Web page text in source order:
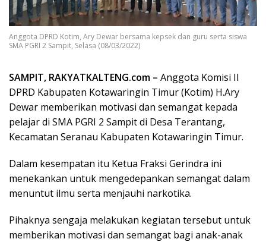
Anggota DPRD Kotim, Ary Dewar bersama kepsek dan guru serta siswa
SMA PGRI 2 Sampit, Selasa (08/03/2022)
SAMPIT, RAKYATKALTENG.com – Anggota Komisi II
DPRD Kabupaten Kotawaringin Timur (Kotim) H.Ary
Dewar memberikan motivasi dan semangat kepada
pelajar di SMA PGRI 2 Sampit di Desa Terantang,
Kecamatan Seranau Kabupaten Kotawaringin Timur.
Dalam kesempatan itu Ketua Fraksi Gerindra ini
menekankan untuk mengedepankan semangat dalam
menuntut ilmu serta menjauhi narkotika.
Pihaknya sengaja melakukan kegiatan tersebut untuk
memberikan motivasi dan semangat bagi anak-anak